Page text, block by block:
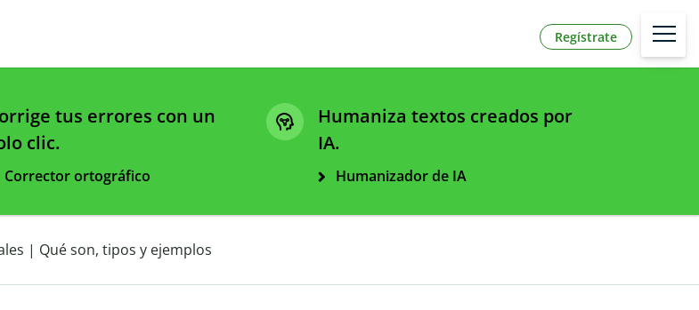
Regístrate
tus errores con un
clic.
Corrector ortográfico
Humaniza textos creados por
IA.
Humanizador de IA
| Qué son, tipos y ejemplos